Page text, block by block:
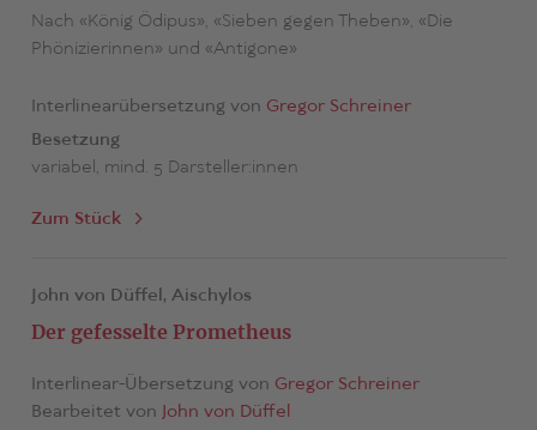
Nach «König Ödipus», «Sieben gegen Theben», «Die
Phönizierinnen» und «Antigone»
Interlinearübersetzung von Gregor Schreiner
Besetzung
variabel, mind. 5 Darsteller:innen
Zum Stück
John von Düffel, Aischylos
Der gefesselte Prometheus
Interlinear-Übersetzung von Gregor Schreiner
Bearbeitet von John von Düffel